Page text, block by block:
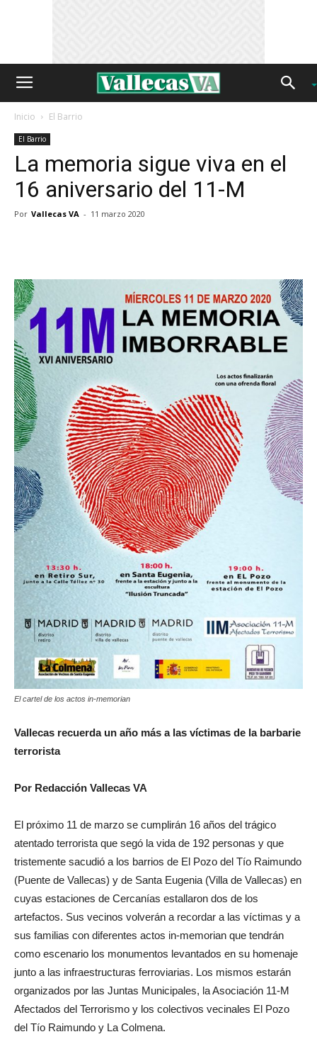
Inicio El Barrio
El Barrio
La memoria sigue viva en el
16 aniversario del 11-M
Por Vallecas VA - 11 marzo 2020
El cartel de los actos in-memorian
Vallecas recuerda un año más a las víctimas de la barbarie
terrorista
Por Redacción Vallecas VA
El próximo 11 de marzo se cumplirán 16 años del trágico
atentado terrorista que segó la vida de 192 personas y que
tristemente sacudió a los barrios de El Pozo del Tío Raimundo
(Puente de Vallecas) y de Santa Eugenia (Villa de Vallecas) en
cuyas estaciones de Cercanías estallaron dos de los
artefactos. Sus vecinos volverán a recordar a las víctimas y a
sus familias con diferentes actos in-memorian que tendrán
como escenario los monumentos levantados en su homenaje
junto a las infraestructuras ferroviarias. Los mismos estarán
organizados por las Juntas Municipales, la Asociación 11-M
Afectados del Terrorismo y los colectivos vecinales El Pozo
del Tío Raimundo y La Colmena.